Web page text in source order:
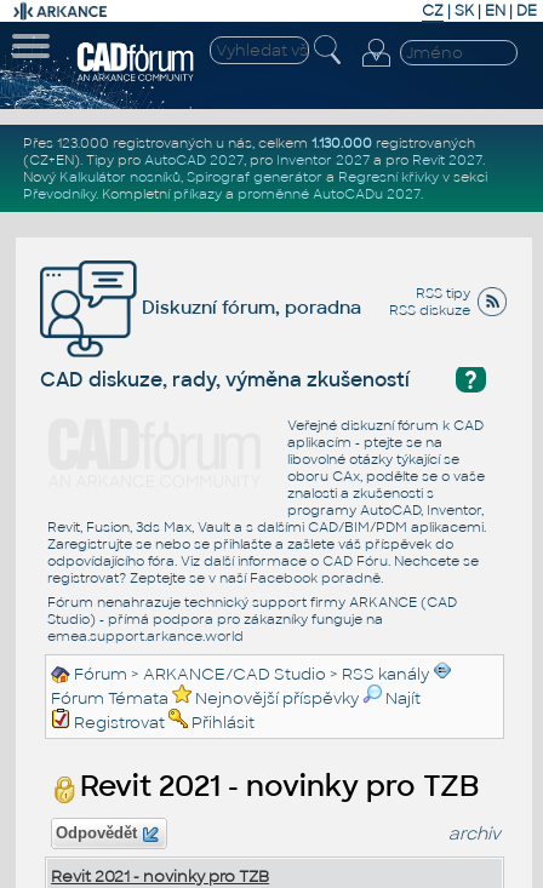
CZ | SK| EN | DE
Přes 123.000 registrovaných u nás, celkem 1.130.000registrovaných
(CZ+EN). Tipy pro AutoCAD 2027, pro Inventor 2027a pro Revit 2027.
Nový Kalkulátor nosníků, Spirograf generátor a Regresní křivkyv sekci
Převodníky. Kompletní příkazya proměnné AutoCADu 2027.
RSS tipy
RSS diskuze
Diskuzní fórum, poradna
?
CAD diskuze, rady, výměna zkušeností
Veřejné diskuzní fórum k CAD
aplikacím - ptejte se na
libovolné otázky týkající se
oboru CAx, podělte se o vaše
znalosti a zkušenosti s
programy AutoCAD, Inventor,
Revit, Fusion, 3ds Max, Vault a s dalšími CAD/BIM/PDM aplikacemi.
Zaregistrujte se nebo se přihlašte a zašlete váš příspěvek do
odpovídajícího fóra. Viz další informace o CAD Fóru. Nechcete se
registrovat? Zeptejte se v naší Facebook poradně.
Fórum nenahrazuje technický support firmy ARKANCE (CAD
Studio) - přímá podpora pro zákazníky funguje na
emea.support.arkance.world
Fórum >ARKANCE/CAD Studio > RSS kanály
Fórum Témata
Nejnovější příspěvky
Najít
Registrovat
Přihlásit
Revit 2021 - novinky pro TZB
Odpovědět archiv
Revit 2021 - novinky pro TZB